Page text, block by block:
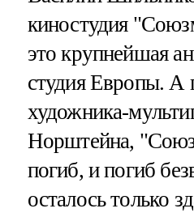
киностудия
это крупнейшая
студия Европы. А
художника-
Норштейна,
погиб, и погиб
осталось только